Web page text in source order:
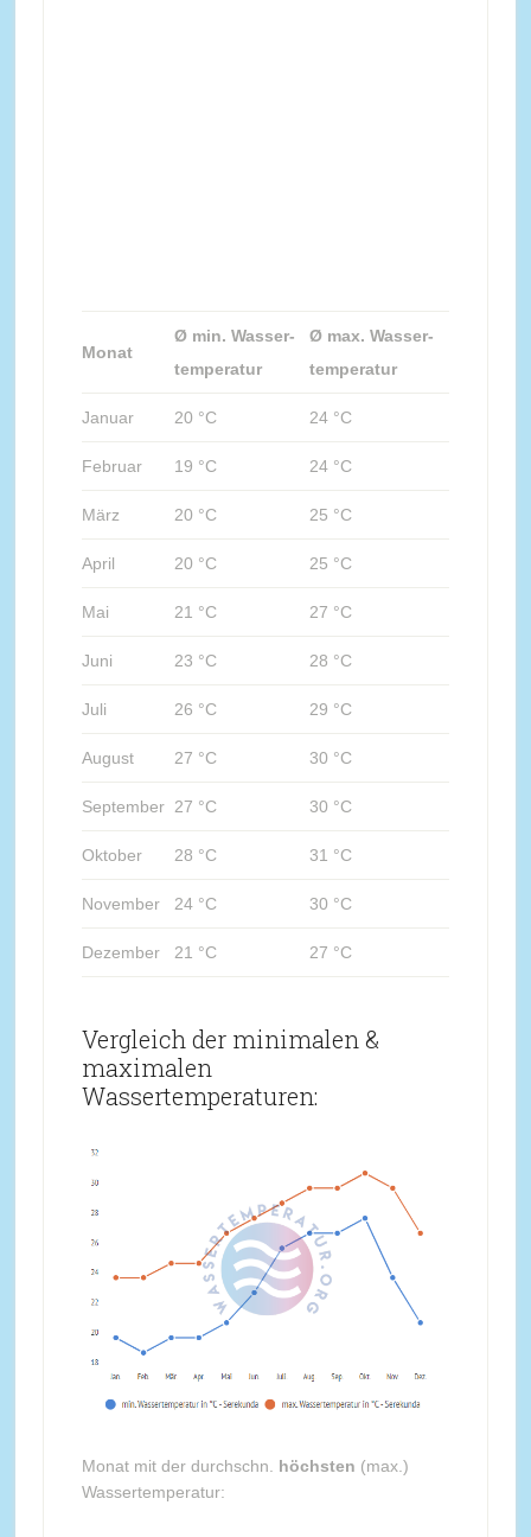
Monat
Ø min. Wasser-
temperatur
Ø max. Wasser-
temperatur
Januar 20 °C 24 °C
Februar 19 °C 24 °C
März 20 °C 25 °C
April 20 °C 25 °C
Mai 21 °C 27 °C
Juni 23 °C 28 °C
Juli 26 °C 29 °C
August 27 °C 30 °C
September 27 °C 30 °C
Oktober 28 °C 31 °C
November 24 °C 30 °C
Dezember 21 °C 27 °C
Vergleich der minimalen &
maximalen
Wassertemperaturen:
Monat mit der durchschn. höchsten (max.)
Wassertemperatur: